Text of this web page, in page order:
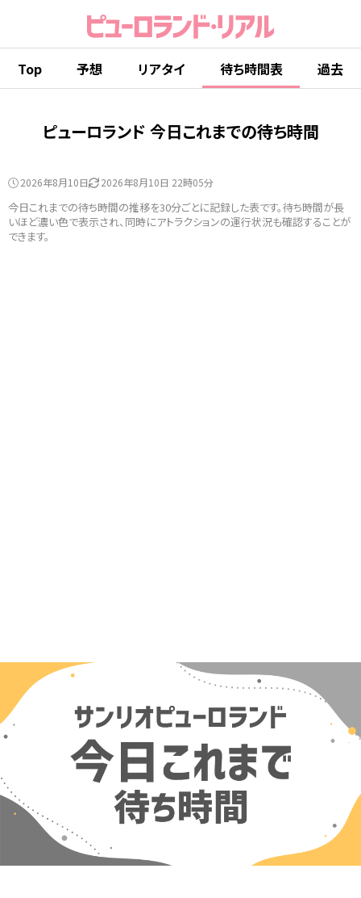
Top 予想 リアタイ 待ち時間表 過去
ピューロランド 今日これまでの待ち時間
2026年8月10日 2026年8月10日 22時05分
今日これまでの待ち時間の推移を30分ごとに記録した表です。待ち時間が長
いほど濃い色で表示され、同時にアトラクションの運行状況も確認することが
できます。